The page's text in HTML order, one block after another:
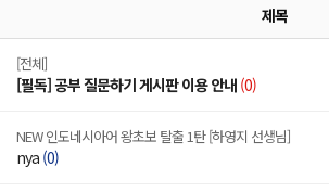
제목
[전체]
[필독] 공부 질문하기 게시판 이용 안내 (0)
NEW 인도네시아어 왕초보 탈출 1탄 [하영지 선생님]
nya (0)